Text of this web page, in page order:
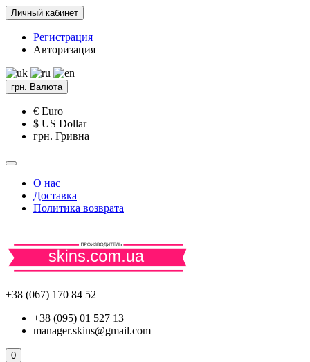
Личный кабинет
Регистрация
Авторизация
грн. Валюта
€ Euro
$ US Dollar
грн. Гривна
О нас
Доставка
Политика возврата
+38 (067) 170 84 52
+38 (095) 01 527 13
manager.skins@gmail.com
0